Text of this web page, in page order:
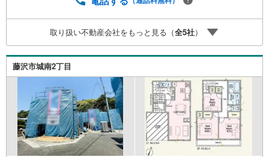
から始まる【住宅ローン返済】65歳以上から必要になる
【老後の費用負担】住宅探しの【このタイミング】で不安
な部分を明確にしていきませんか？？ --------------
取り扱い不動産会社をもっと見る（全5社）
藤沢市城南2丁目